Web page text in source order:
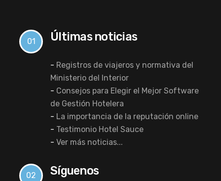
01 Últimas noticias
- Registros de viajeros y normativa del
Ministerio del Interior
- Consejos para Elegir el Mejor Software
de Gestión Hotelera
- La importancia de la reputación online
- Testimonio Hotel Sauce
- Ver más noticias...
02 Síguenos